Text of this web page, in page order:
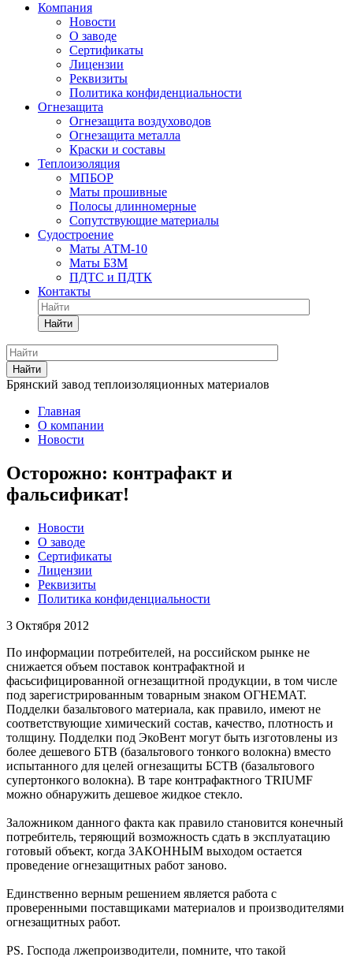
Компания
Новости
О заводе
Сертификаты
Лицензии
Реквизиты
Политика конфиденциальности
Огнезащита
Огнезащита воздуховодов
Огнезащита металла
Краски и составы
Теплоизоляция
МПБОР
Маты прошивные
Полосы длинномерные
Сопутствующие материалы
Судостроение
Маты АТМ-10
Маты БЗМ
ПДТС и ПДТК
Контакты
Найти
Найти
Брянский завод теплоизоляционных материалов
Главная
О компании
Новости
Осторожно: контрафакт и
фальсификат!
Новости
О заводе
Сертификаты
Лицензии
Реквизиты
Политика конфиденциальности
3 Октября 2012
По информации потребителей, на российском рынке не
снижается объем поставок контрафактной и
фасьсифицированной огнезащитной продукции, в том числе
под зарегистрированным товарным знаком ОГНЕМАТ.
Подделки базальтового материала, как правило, имеют не
соответствующие химический состав, качество, плотность и
толщину. Подделки под ЭкоВент могут быть изготовлены из
более дешевого БТВ (базальтового тонкого волокна) вместо
испытанного для целей огнезащиты БСТВ (базальтового
супертонкого волокна). В таре контрафактного TRIUMF
можно обнаружить дешевое жидкое стекло.
Заложником данного факта как правило становится конечный
потребитель, теряющий возможность сдать в эксплуатацию
готовый объект, когда ЗАКОННЫМ выходом остается
проведение огнезащитных работ заново.
Единственно верным решением является работа с
проверенными поставщиками материалов и производителями
огнезащитных работ.
PS. Господа лжепроизводители, помните, что такой